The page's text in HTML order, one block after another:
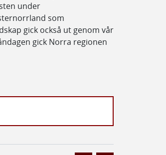
under
som
gick också ut genom vår
gick Norra regionen